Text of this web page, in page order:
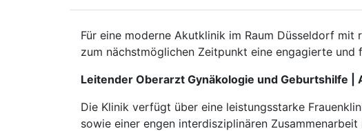
Für eine moderne Akutklinik im Raum Düsseldorf
zum nächstmöglichen Zeitpunkt eine engagierte
Leitender Oberarzt Gynäkologie und Geburtshilfe |
Die Klinik verfügt über eine leistungsstarke
sowie einer engen interdisziplinären